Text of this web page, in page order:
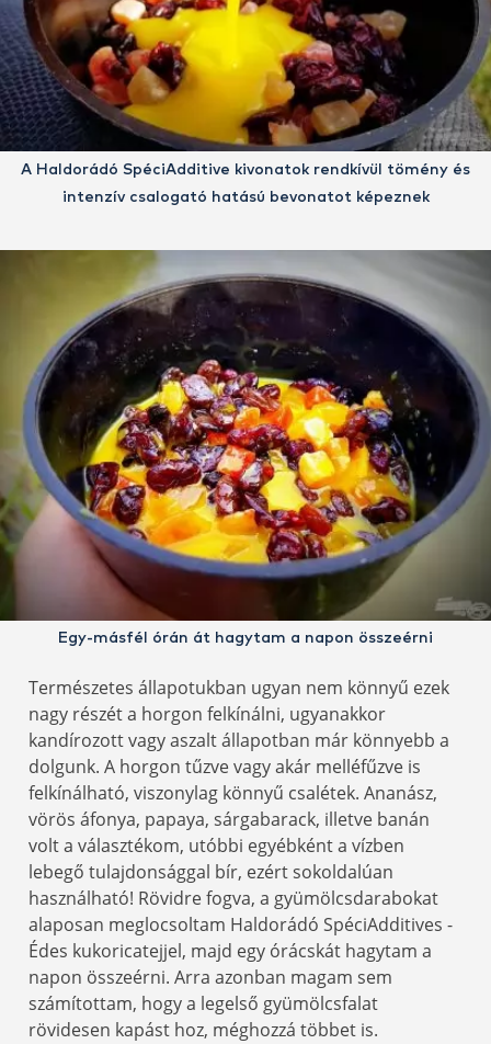
A Haldorádó SpéciAdditive kivonatok rendkívül tömény és
intenzív csalogató hatású bevonatot képeznek
Egy-másfél órán át hagytam a napon összeérni
Természetes állapotukban ugyan nem könnyű ezek
nagy részét a horgon felkínálni, ugyanakkor
kandírozott vagy aszalt állapotban már könnyebb a
dolgunk. A horgon tűzve vagy akár melléfűzve is
felkínálható, viszonylag könnyű csalétek. Ananász,
vörös áfonya, papaya, sárgabarack, illetve banán
volt a választékom, utóbbi egyébként a vízben
lebegő tulajdonsággal bír, ezért sokoldalúan
használható! Rövidre fogva, a gyümölcsdarabokat
alaposan meglocsoltam Haldorádó SpéciAdditives -
Édes kukoricatejjel, majd egy órácskát hagytam a
napon összeérni. Arra azonban magam sem
számítottam, hogy a legelső gyümölcsfalat
rövidesen kapást hoz, méghozzá többet is.